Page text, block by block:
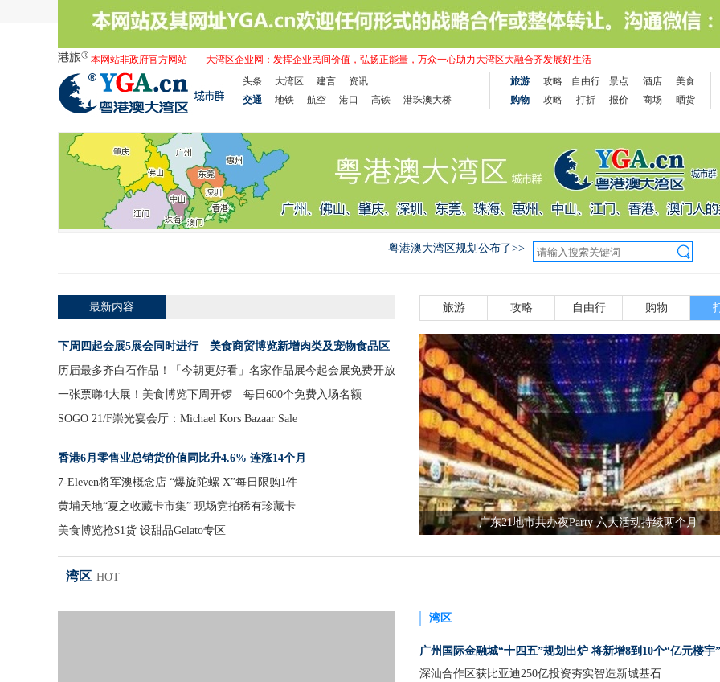
本网站非政府官方网站
大湾区企业网：发挥企业民间价值，弘扬正能量，万众一心助力大湾区大融合齐发展好生活
头条
大湾区 建言
资讯
交通
地铁 航空 港口 高铁 港珠澳大桥
旅游 攻略 自由行 景点 酒店
美食
购物
攻略 打折 报价 商场 晒货
粤港澳大湾区规划公布了>>
最新内容
下周四起会展5展会同时进行 美食商贸博览新增肉类及宠物食品区
历届最多齐白石作品！「今朝更好看」名家作品展今起会展免费开放
一张票睇4大展！美食博览下周开锣 每日600个免费入场名额
SOGO 21/F崇光宴会厅：Michael Kors Bazaar Sale
香港6月零售业总销货价值同比升4.6% 连涨14个月
7-Eleven将军澳概念店 “爆旋陀螺 X”每日限购1件
黄埔天地“夏之收藏卡市集” 现场竞拍稀有珍藏卡
美食博览抢$1货 设甜品Gelato专区
旅游 攻略 自由行 购物
广东21地市共办夜Party 六大活动持续两个月
湾区 HOT
湾区
广州国际金融城“十四五”规划出炉 将新增8到10个“亿元楼宇”
深汕合作区获比亚迪250亿投资夯实智造新城基石